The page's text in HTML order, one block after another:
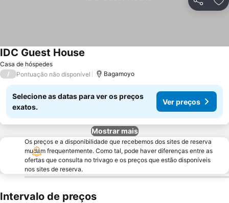
Partilhar
Casa de hóspedes
IDC Guest House
/ Pontuação não disponível Bagamoyo
Selecione as datas para ver os preços
exatos.
Ver preços
Mostrar mais
Os preços e a disponibilidade que recebemos dos sites de reserva
mudam frequentemente. Como tal, pode haver diferenças entre as
ofertas que consulta no trivago e os preços que estão disponíveis
nos sites de reserva.
Intervalo de preços